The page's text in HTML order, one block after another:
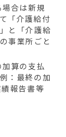
合は新規
「介護給付
と「介護給
事業所ごと
算の支払
：最終の加
報告書等